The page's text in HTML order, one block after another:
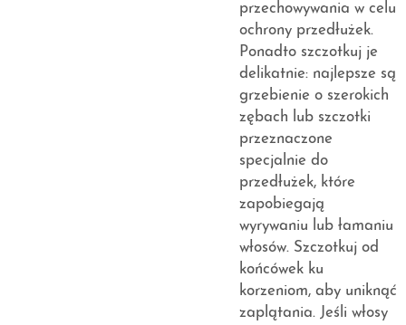
przechowywania w celu
ochrony przedłużek.
Ponadto szczotkuj je
delikatnie: najlepsze są
grzebienie o szerokich
zębach lub szczotki
przeznaczone
specjalnie do
przedłużek, które
zapobiegają
wyrywaniu lub łamaniu
włosów. Szczotkuj od
końcówek ku
korzeniom, aby uniknąć
zaplątania. Jeśli włosy